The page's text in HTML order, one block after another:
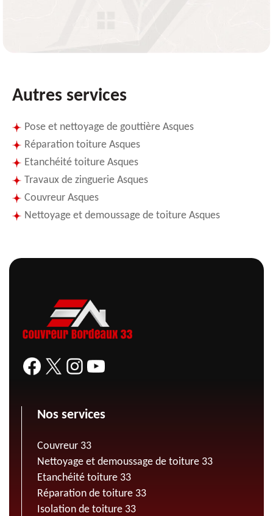
Autres services
Pose et nettoyage de gouttière Asques
Réparation toiture Asques
Etanchéité toiture Asques
Travaux de zinguerie Asques
Couvreur Asques
Nettoyage et demoussage de toiture Asques
Nos services
Couvreur 33
Nettoyage et demoussage de toiture 33
Etanchéité toiture 33
Réparation de toiture 33
Isolation de toiture 33